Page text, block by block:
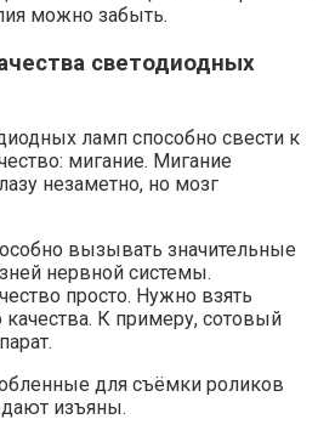
можно забыть.
светодиодных
ламп способно свести к
мигание. Мигание
незаметно, но мозг
вызывать значительные
нервной системы.
просто. Нужно взять
К примеру, сотовый
для съёмки роликов
изъяны.